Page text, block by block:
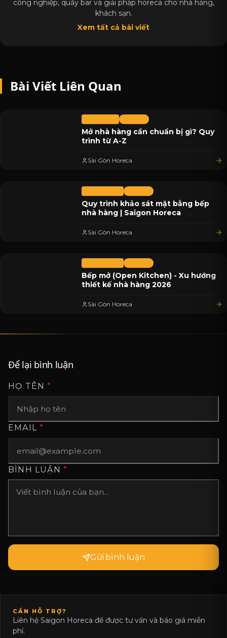
công nghiệp, quầy bar và giải pháp horeca cho nhà hàng,
khách sạn.
Xem tất cả bài viết
Bài Viết Liên Quan
Mở nhà hàng cần chuẩn bị gì? Quy
trình từ A-Z
Sài Gòn Horeca
Quy trình khảo sát mặt bằng bếp
nhà hàng | Saigon Horeca
Sài Gòn Horeca
Bếp mở (Open Kitchen) - Xu hướng
thiết kế nhà hàng 2026
Sài Gòn Horeca
Để lại bình luận
HỌ TÊN*
EMAIL*
BÌNH LUẬN *
Gửi bình luận
CẦN HỖ TRỢ?
Liên hệ Saigon Horeca để được tư vấn và báo giá miễn
phí.